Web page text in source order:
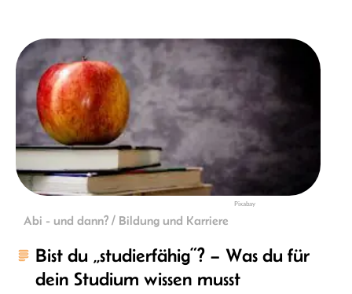
Pixabay
Abi - und dann? / Bildung und Karriere
Bist du „studierfähig“? – Was du für
dein Studium wissen musst